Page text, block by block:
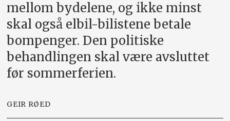
mellom bydelene, og ikke minst
skal også elbil-bilistene betale
bompenger. Den politiske
behandlingen skal være avsluttet
før sommerferien.
GEIR RØED